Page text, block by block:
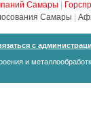
Самары
Самары
с
и